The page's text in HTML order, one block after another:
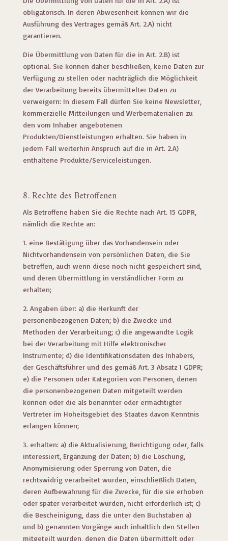
obligatorisch. In deren Abwesenheit können wir die
Ausführung des Vertrages gemäß Art. 2.A) nicht
garantieren.
Die Übermittlung von Daten für die in Art. 2.B) ist
optional. Sie können daher beschließen, keine Daten zur
Verfügung zu stellen oder nachträglich die Möglichkeit
der Verarbeitung bereits übermittelter Daten zu
verweigern: In diesem Fall dürfen Sie keine Newsletter,
kommerzielle Mitteilungen und Werbematerialien zu
den vom Inhaber angebotenen
Produkten/Dienstleistungen erhalten. Sie haben in
jedem Fall weiterhin Anspruch auf die in Art. 2.A)
enthaltene Produkte/Serviceleistungen.
8. Rechte des Betroffenen
Als Betroffene haben Sie die Rechte nach Art. 15 GDPR,
nämlich die Rechte an:
1. eine Bestätigung über das Vorhandensein oder
Nichtvorhandensein von persönlichen Daten, die Sie
betreffen, auch wenn diese noch nicht gespeichert sind,
und deren Übermittlung in verständlicher Form zu
erhalten;
2. Angaben über: a) die Herkunft der
personenbezogenen Daten; b) die Zwecke und
Methoden der Verarbeitung; c) die angewandte Logik
bei der Verarbeitung mit Hilfe elektronischer
Instrumente; d) die Identifikationsdaten des Inhabers,
der Geschäftsführer und des gemäß Art. 3 Absatz 1 GDPR;
e) die Personen oder Kategorien von Personen, denen
die personenbezogenen Daten mitgeteilt werden
können oder die als benannter oder ermächtigter
Vertreter im Hoheitsgebiet des Staates davon Kenntnis
erlangen können;
3. erhalten: a) die Aktualisierung, Berichtigung oder, falls
interessiert, Ergänzung der Daten; b) die Löschung,
Anonymisierung oder Sperrung von Daten, die
rechtswidrig verarbeitet wurden, einschließlich Daten,
deren Aufbewahrung für die Zwecke, für die sie erhoben
oder später verarbeitet wurden, nicht erforderlich ist; c)
die Bescheinigung, dass die unter den Buchstaben a)
und b) genannten Vorgänge auch inhaltlich den Stellen
mitgeteilt wurden, denen die Daten übermittelt oder